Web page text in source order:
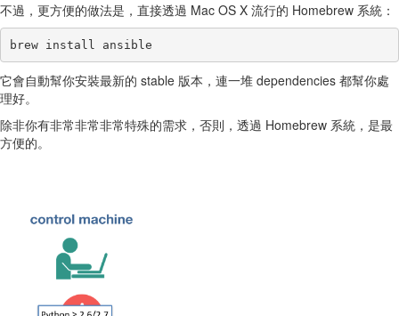
不過，更方便的做法是，直接透過 Mac OS X 流行的 Homebrew 系統：
它會自動幫你安裝最新的 stable 版本，連一堆 dependencies 都幫你處
理好。
除非你有非常非常非常特殊的需求，否則，透過 Homebrew 系統，是最
方便的。